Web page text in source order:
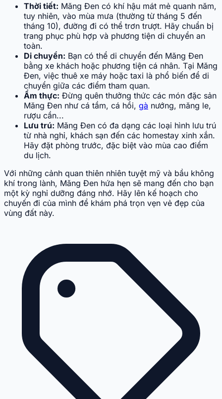
Thời tiết: Măng Đen có khí hậu mát mẻ quanh năm,
tuy nhiên, vào mùa mưa (thường từ tháng 5 đến
tháng 10), đường đi có thể trơn trượt. Hãy chuẩn bị
trang phục phù hợp và phương tiện di chuyển an
toàn.
Di chuyển: Bạn có thể di chuyển đến Măng Đen
bằng xe khách hoặc phương tiện cá nhân. Tại Măng
Đen, việc thuê xe máy hoặc taxi là phổ biến để di
chuyển giữa các điểm tham quan.
Ẩm thực: Đừng quên thưởng thức các món đặc sản
Măng Đen như cá tầm, cá hồi, gà nướng, măng le,
rượu cần...
Lưu trú: Măng Đen có đa dạng các loại hình lưu trú
từ nhà nghỉ, khách sạn đến các homestay xinh xắn.
Hãy đặt phòng trước, đặc biệt vào mùa cao điểm
du lịch.
Với những cảnh quan thiên nhiên tuyệt mỹ và bầu không
khí trong lành, Măng Đen hứa hẹn sẽ mang đến cho bạn
một kỳ nghỉ dưỡng đáng nhớ. Hãy lên kế hoạch cho
chuyến đi của mình để khám phá trọn vẹn vẻ đẹp của
vùng đất này.